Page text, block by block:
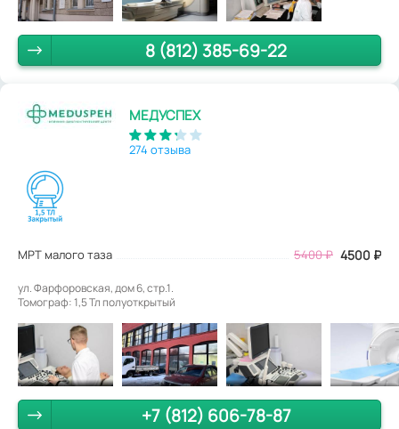
8 (812) 385-69-22
МЕДУСПЕХ
274 отзыва
МРТ малого таза 5400₽ 4500 ₽
ул. Фарфоровская, дом 6, стр.1.
Томограф: 1,5 Тл полуоткрытый
+7 (812) 606-78-87